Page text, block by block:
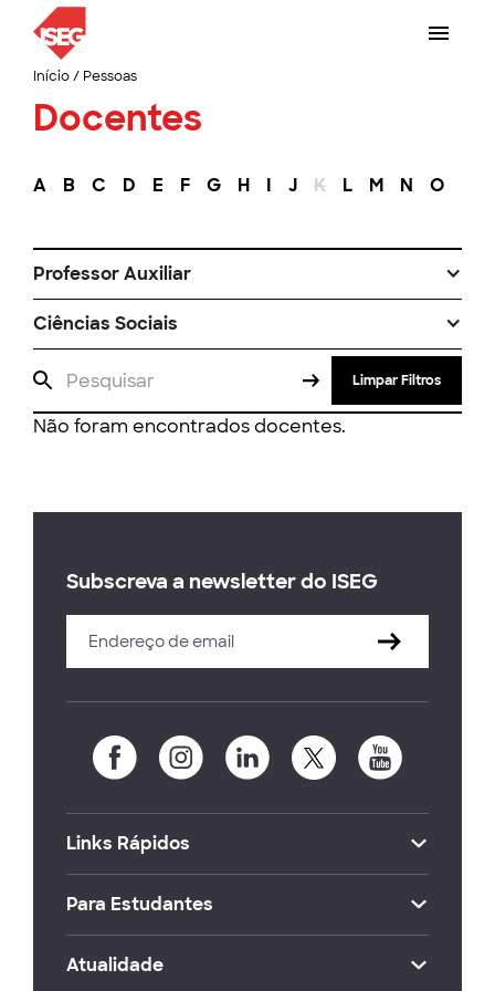
Início/ Pessoas
Docentes
A B C D E F G H I J K L M N O
Professor Auxiliar
Ciências Sociais
Limpar Filtros
Não foram encontrados docentes.
Subscreva a newsletter do ISEG
Links Rápidos
Para Estudantes
Atualidade